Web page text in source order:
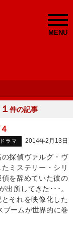
MENU
１ 件の記事
ラマ 2014年2月13日
の探偵ヴァルグ・ヴ
ミステリー・シリ
を辞めていた彼の
出所してきた･･･。
それを映像化した
ブームが世界的に巻